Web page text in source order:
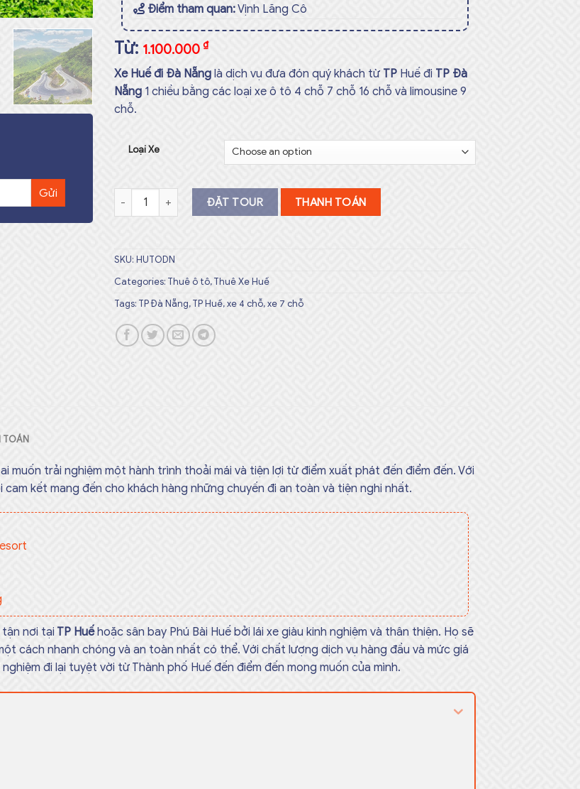
Điểm tham quan:Vịnh Lăng Cô
Từ: 1.100.000 ₫
Xe Huế đi Đà Nẵng là dịch vụ đưa đón quý khách từ TP Huế đi TP Đà
Nẵng 1 chiều bằng các loại xe ô tô 4 chỗ 7 chỗ 16 chỗ và limousine 9
chỗ.
Loại Xe
Xe Huế đi Đà Nẵng Số lượng
ĐẶT TOUR THANH TOÁN
SKU: HUTODN
Categories: Thuê ô tô,Thuê Xe Huế
Tags: TP Đà Nẵng,TP Huế,xe 4 chỗ,xe 7 chỗ
TOÁN
muốn trải nghiệm một hành trình thoải mái và tiện lợi từ điểm xuất phát đến điểm đến. Với
kết mang đến cho khách hàng những chuyến đi an toàn và tiện nghi nhất.
nơi tại TP Huếhoặc sân bay Phú Bài Huế bởi lái xe giàu kinh nghiệm và thân thiện. Họ sẽ
cách nhanh chóng và an toàn nhất có thể. Với chất lượng dịch vụ hàng đầu và mức giá
đi lại tuyệt vời từ Thành phố Huế đến điểm đến mong muốn của mình.